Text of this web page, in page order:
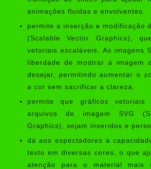
animações fluidas e envolventes.
permite a inserção e modificação
(Scalable Vector Graphics),
vetoriais escaláveis. As imagens
liberdade de mostrar a imagem
desejar, permitindo aumentar o
a cor sem sacrificar a clareza.
permite que gráficos vetoriais
arquivos de imagem SVG
Graphics), sejam inseridos e
dá aos espectadores a
texto em diversas cores, o que
atenção para o material mais